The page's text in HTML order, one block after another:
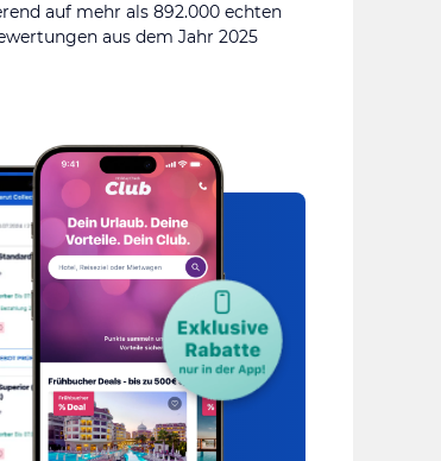
auf mehr als 892.000 echten
aus dem Jahr 2025